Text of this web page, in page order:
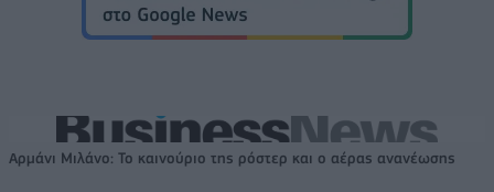
Αρμάνι Μιλάνο: Το καινούριο της ρόστερ και ο αέρας ανανέωσης